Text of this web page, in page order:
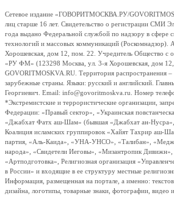
Сетевое издание «ГОВОРИТМОСКВА.РУ/
лиц старше 16 лет. Свидетельство о регистрации СМИ
года выдано Федеральной службой по надзору в сфере
технологий и массовых коммуникаций (Роскомнадзор).
Хорошевская, дом 12, пом. 22. Учредитель Общество с
«РУ ФМ» (123298 Москва, ул. 3-я Хорошевская, дом
GOVORITMOSKVA.RU. Территория распространения –
зарубежные страны. Языки: русский и английский.
Георгиевич. Email: info@govoritmoskva.ru. Номер
*Экстремистские и террористические организации,
Федерации: «Правый сектор», «Украинская
«Джабхат Фатх аш-Шам» (бывшая «Джабхат ан-
Коалиция исламских группировок «Хайят Тахрир аш-
партия, «Аль-Каида», «УНА-УНСО», «Талибан»,
народа», «Свидетели Иеговы», «Мизантропик Дивижн»,
«Артподготовка», Религиозная организация
в России» и входящие в ее структуру местные
Информация, размещенная на портале, а именно:
дизайна, логотипы, товарные знаки, фотографии, видео